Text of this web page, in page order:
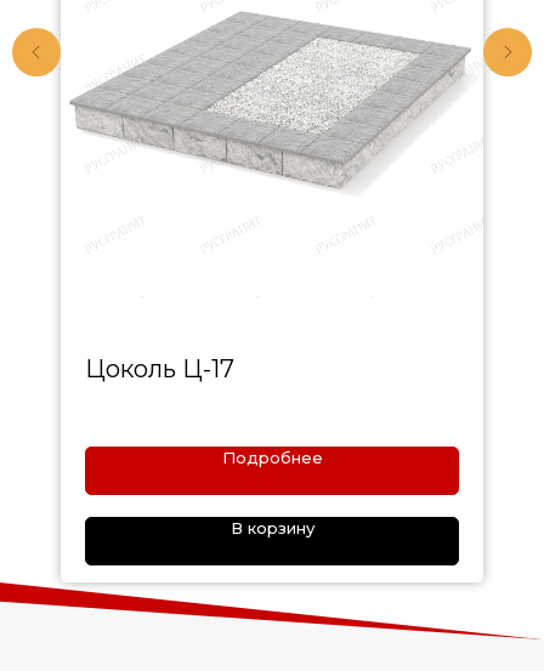
Цоколь Ц-17
Подробнее
В корзину